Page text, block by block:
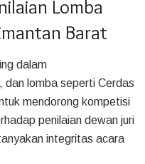
Lomba
Barat
dalam
dan lomba seperti Cerdas
mendorong kompetisi
penilaian dewan juri
integritas acara